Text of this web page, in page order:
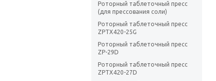
Роторный таблеточный пресс
(для прессования соли)
Роторный таблеточный пресс
ZPTX420-25G
Роторный таблеточный пресс
ZP-29D
Роторный таблеточный пресс
ZPTX420-27D